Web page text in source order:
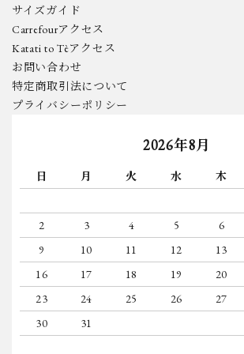
サイズガイド
Carrefourアクセス
Katati to Tèアクセス
お問い合わせ
特定商取引法について
プライバシーポリシー
2026年8月
日 月 火 水 木
2
3 4 5 6
9
10 11 12 13
16
17 18 19 20
23
24 25 26 27
30
31